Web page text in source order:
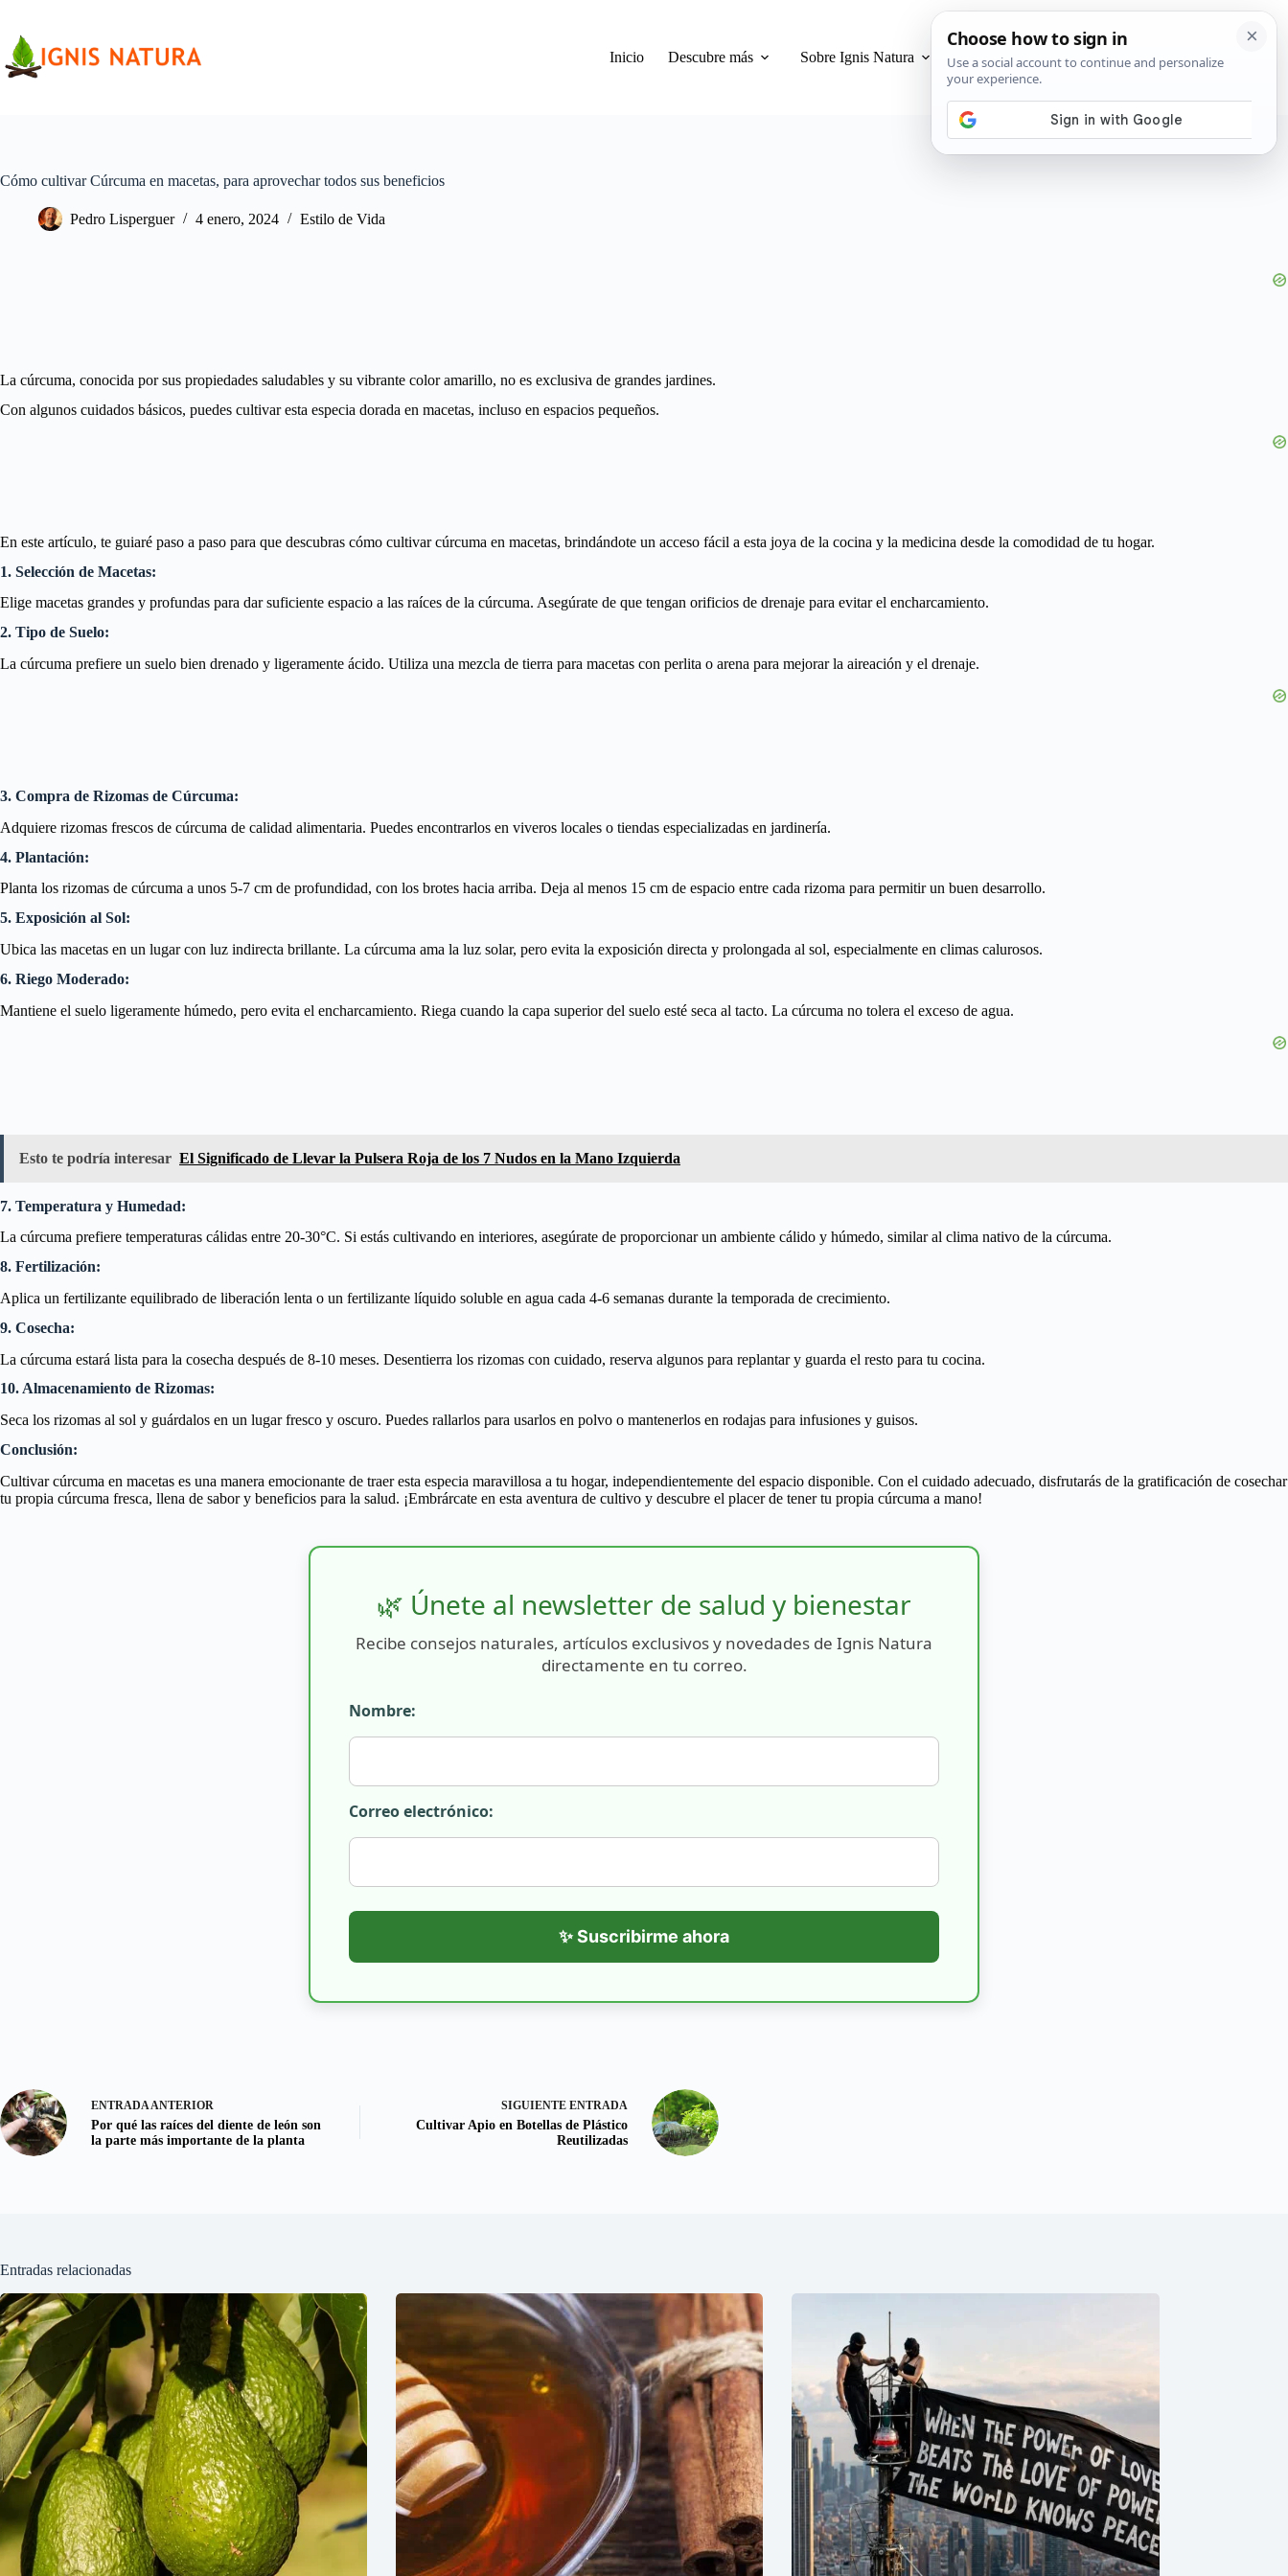
contenido
Inicio
Descubre más Sobre Ignis Natura Privacidad y Cookies
Cómo cultivar Cúrcuma en macetas, para aprovechar todos sus beneficios
Pedro Lisperguer 4 enero, 2024 Estilo de Vida
La cúrcuma, conocida por sus propiedades saludables y su vibrante color amarillo, no es exclusiva de grandes jardines.
Con algunos cuidados básicos, puedes cultivar esta especia dorada en macetas, incluso en espacios pequeños.
En este artículo, te guiaré paso a paso para que descubras cómo cultivar cúrcuma en macetas, brindándote un acceso fácil a esta joya de la cocina y la medicina desde la comodidad de tu hogar.
1. Selección de Macetas:
Elige macetas grandes y profundas para dar suficiente espacio a las raíces de la cúrcuma. Asegúrate de que tengan orificios de drenaje para evitar el encharcamiento.
2. Tipo de Suelo:
La cúrcuma prefiere un suelo bien drenado y ligeramente ácido. Utiliza una mezcla de tierra para macetas con perlita o arena para mejorar la aireación y el drenaje.
3. Compra de Rizomas de Cúrcuma:
Adquiere rizomas frescos de cúrcuma de calidad alimentaria. Puedes encontrarlos en viveros locales o tiendas especializadas en jardinería.
4. Plantación:
Planta los rizomas de cúrcuma a unos 5-7 cm de profundidad, con los brotes hacia arriba. Deja al menos 15 cm de espacio entre cada rizoma para permitir un buen desarrollo.
5. Exposición al Sol:
Ubica las macetas en un lugar con luz indirecta brillante. La cúrcuma ama la luz solar, pero evita la exposición directa y prolongada al sol, especialmente en climas calurosos.
6. Riego Moderado:
Mantiene el suelo ligeramente húmedo, pero evita el encharcamiento. Riega cuando la capa superior del suelo esté seca al tacto. La cúrcuma no tolera el exceso de agua.
Esto te podría interesar El Significado de Llevar la Pulsera Roja de los 7 Nudos en la Mano Izquierda
7. Temperatura y Humedad:
La cúrcuma prefiere temperaturas cálidas entre 20-30°C. Si estás cultivando en interiores, asegúrate de proporcionar un ambiente cálido y húmedo, similar al clima nativo de la cúrcuma.
8. Fertilización:
Aplica un fertilizante equilibrado de liberación lenta o un fertilizante líquido soluble en agua cada 4-6 semanas durante la temporada de crecimiento.
9. Cosecha:
La cúrcuma estará lista para la cosecha después de 8-10 meses. Desentierra los rizomas con cuidado, reserva algunos para replantar y guarda el resto para tu cocina.
10. Almacenamiento de Rizomas:
Seca los rizomas al sol y guárdalos en un lugar fresco y oscuro. Puedes rallarlos para usarlos en polvo o mantenerlos en rodajas para infusiones y guisos.
Conclusión:
Cultivar cúrcuma en macetas es una manera emocionante de traer esta especia maravillosa a tu hogar, independientemente del espacio disponible. Con el cuidado adecuado, disfrutarás de la gratificación de cosechar
tu propia cúrcuma fresca, llena de sabor y beneficios para la salud. ¡Embrárcate en esta aventura de cultivo y descubre el placer de tener tu propia cúrcuma a mano!
🌿 Únete al newsletter de salud y bienestar
Recibe consejos naturales, artículos exclusivos y novedades de Ignis Natura
directamente en tu correo.
Nombre:
Correo electrónico:
✨ Suscribirme ahora
ENTRADAANTERIOR
Por qué las raíces del diente de león son
la parte más importante de la planta
SIGUIENTE ENTRADA
Cultivar Apio en Botellas de Plástico
Reutilizadas
Entradas relacionadas